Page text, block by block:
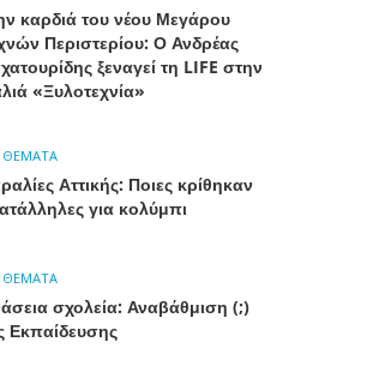
καρδιά του νέου Μεγάρου
Περιστερίου: Ο Ανδρέας
ξεναγεί τη LIFE στην
«Ξυλοτεχνία»
ΘΈΜΑΤΑ
Αττικής: Ποιες κρίθηκαν
για κολύμπι
ΘΈΜΑΤΑ
σχολεία: Αναβάθμιση (;)
Εκπαίδευσης